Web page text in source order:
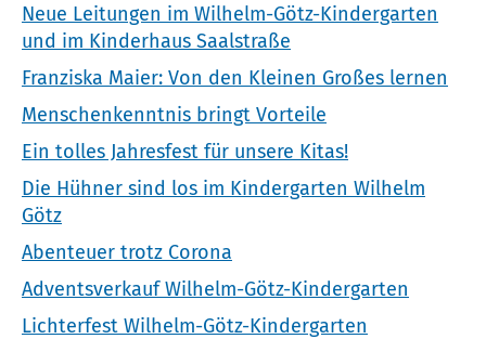
Neue Leitungen im Wilhelm-Götz-Kindergarten
und im Kinderhaus Saalstraße
Franziska Maier: Von den Kleinen Großes lernen
Menschenkenntnis bringt Vorteile
Ein tolles Jahresfest für unsere Kitas!
Die Hühner sind los im Kindergarten Wilhelm
Götz
Abenteuer trotz Corona
Adventsverkauf Wilhelm-Götz-Kindergarten
Lichterfest Wilhelm-Götz-Kindergarten